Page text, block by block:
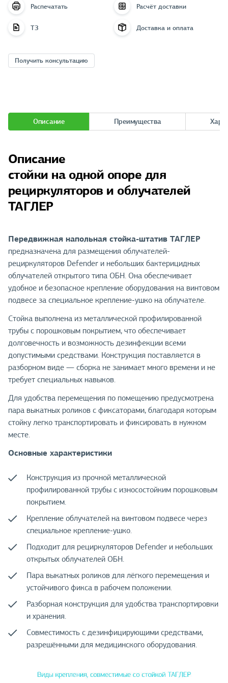
Распечатать Расчёт доставки
ТЗ Доставка и оплата
Получить консультацию
Описание Преимущества
Описание
стойки на одной опоре для
рециркуляторов и облучателей
ТАГЛЕР
Передвижная напольная стойка-штатив ТАГЛЕР
предназначена для размещения облучателей-
рециркуляторов Defender и небольших бактерицидных
облучателей открытого типа ОБН. Она обеспечивает
удобное и безопасное крепление оборудования на винтовом
подвесе за специальное крепление-ушко на облучателе.
Стойка выполнена из металлической профилированной
трубы с порошковым покрытием, что обеспечивает
долговечность и возможность дезинфекции всеми
допустимыми средствами. Конструкция поставляется в
разборном виде — сборка не занимает много времени и не
требует специальных навыков.
Для удобства перемещения по помещению предусмотрена
пара выкатных роликов с фиксаторами, благодаря которым
стойку легко транспортировать и фиксировать в нужном
месте.
Основные характеристики
Конструкция из прочной металлической
профилированной трубы с износостойким порошковым
покрытием.
Крепление облучателей на винтовом подвесе через
специальное крепление-ушко.
Подходит для рециркуляторов Defender и небольших
открытых облучателей ОБН.
Пара выкатных роликов для лёгкого перемещения и
устойчивого фикса в рабочем положении.
Разборная конструкция для удобства транспортировки
и хранения.
Совместимость с дезинфицирующими средствами,
разрешёнными для медицинского оборудования.